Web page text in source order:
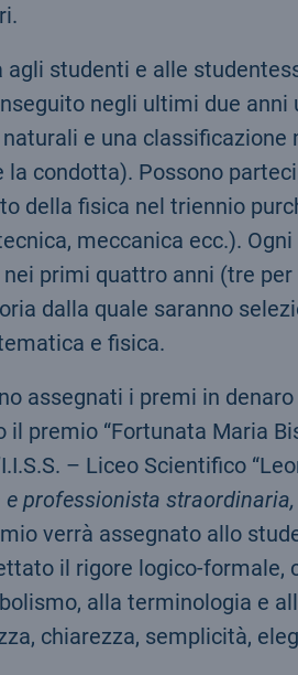
studenti e alle
negli ultimi due
e una
condotta). Possono
della fisica nel triennio
meccanica ecc.).
primi quattro anni (tre
dalla quale saranno
e fisica.
assegnati i premi in
il premio “Fortunata Maria
– Liceo Scientifico “
e professionista
verrà assegnato allo
il rigore logico-formale,
alla terminologia e
chiarezza, semplicità,